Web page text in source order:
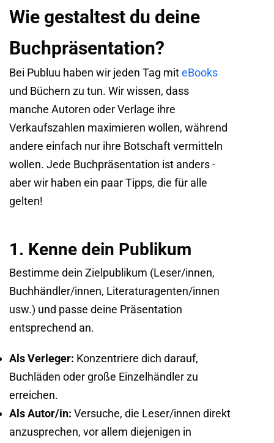
Wie gestaltest du deine
Buchpräsentation?
Bei Publuu haben wir jeden Tag miteBooks
und Büchern zu tun. Wir wissen, dass
manche Autoren oder Verlage ihre
Verkaufszahlen maximieren wollen, während
andere einfach nur ihre Botschaft vermitteln
wollen. Jede Buchpräsentation ist anders -
aber wir haben ein paar Tipps, die für alle
gelten!
1. Kenne dein Publikum
Bestimme dein Zielpublikum (Leser/innen,
Buchhändler/innen, Literaturagenten/innen
usw.) und passe deine Präsentation
entsprechend an.
Als Verleger: Konzentriere dich darauf,
Buchläden oder große Einzelhändler zu
erreichen.
Als Autor/in: Versuche, die Leser/innen direkt
anzusprechen, vor allem diejenigen in